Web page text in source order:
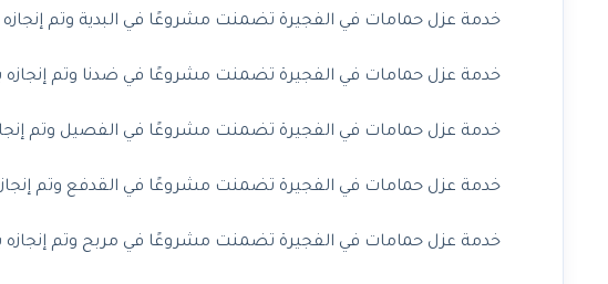
خدمة عزل حمامات في الفجيرة تضمنت مشروعًا في البدية وتم
خدمة عزل حمامات في الفجيرة تضمنت مشروعًا في ضدنا وتم
خدمة عزل حمامات في الفجيرة تضمنت مشروعًا في الفصيل وتم
خدمة عزل حمامات في الفجيرة تضمنت مشروعًا في القدفع وتم
خدمة عزل حمامات في الفجيرة تضمنت مشروعًا في مربح وتم